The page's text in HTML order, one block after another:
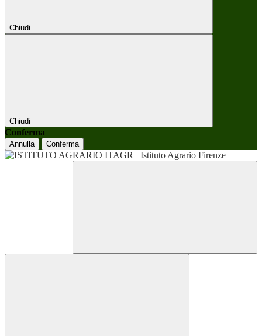
Chiudi
Chiudi
Conferma
Annulla Conferma
Istituto Agrario Firenze